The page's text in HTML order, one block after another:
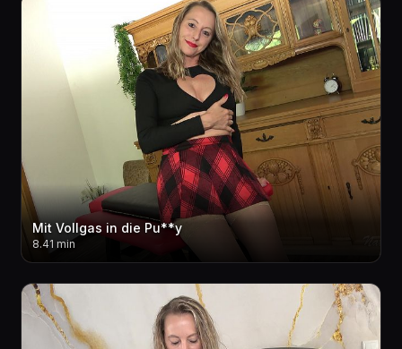
Mit Vollgas in die Pu**y
8.41 min